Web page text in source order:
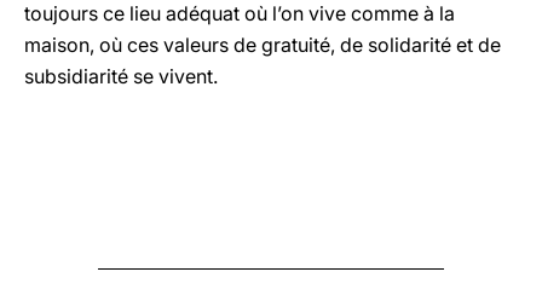
toujours ce lieu adéquat où l’on vive comme à la
maison, où ces valeurs de gratuité, de solidarité et de
subsidiarité se vivent.